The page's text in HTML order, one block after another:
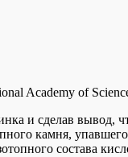
Academy of
и сделав
камня,
состава